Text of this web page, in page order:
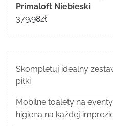
Primaloft Niebieski
379.98zł
Skompletuj idealny
piłki
Mobilne toalety na
higiena na każdej